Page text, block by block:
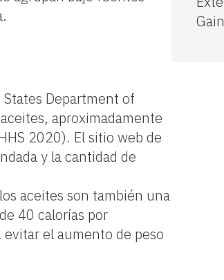
Department of
aproximadamente
2020). El sitio web de
y la cantidad de
aceites son también una
40 calorías por
el aumento de peso